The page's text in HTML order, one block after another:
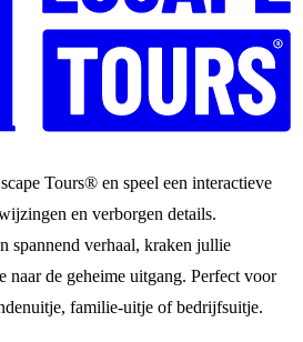
Tours® en speel een interactieve
en verborgen details.
spannend verhaal, kraken jullie
naar de geheime uitgang. Perfect voor
familie-uitje of bedrijfsuitje.